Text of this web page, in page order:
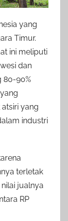
yang
Timur.
ini meliputi
dan
80-90%
yang
industri
terletak
jualnya
RP